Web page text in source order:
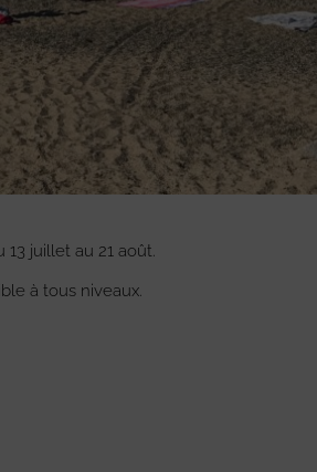
juillet au 21 août.
à tous niveaux.